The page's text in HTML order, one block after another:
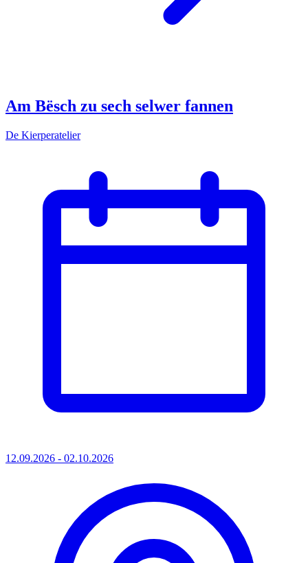
Am Bësch zu sech selwer fannen
De Kierperatelier
12.09.2026 - 02.10.2026